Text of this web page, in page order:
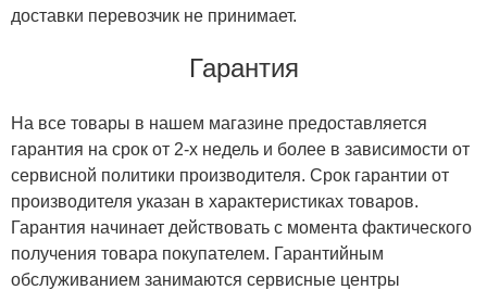
доставки перевозчик не принимает.
Гарантия
На все товары в нашем магазине предоставляется
гарантия на срок от 2-х недель и более в зависимости от
сервисной политики производителя. Срок гарантии от
производителя указан в характеристиках товаров.
Гарантия начинает действовать с момента фактического
получения товара покупателем. Гарантийным
обслуживанием занимаются сервисные центры